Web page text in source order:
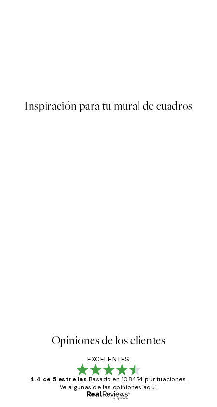
Inspiración para tu mural de cuadros
Opiniones de los clientes
EXCELENTES
4.4 de 5 estrellas Basado en 108474 puntuaciones.
Ve algunas de las opiniones aquí.